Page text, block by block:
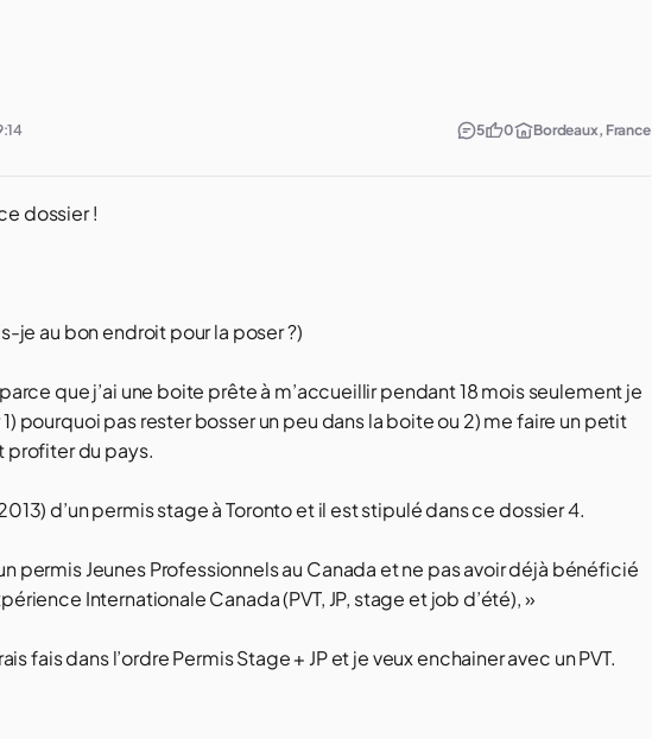
5 0 Bordeaux, France
dossier !
je au bon endroit pour la poser ?)
que j’ai une boite prête à m’accueillir pendant 18 mois seulement je
pourquoi pas rester bosser un peu dans la boite ou 2) me faire un petit
profiter du pays.
d’un permis stage à Toronto et il est stipulé dans ce dossier 4.
permis Jeunes Professionnels au Canada et ne pas avoir déjà bénéficié
Internationale Canada (PVT, JP, stage et job d’été), »
fais dans l’ordre Permis Stage + JP et je veux enchainer avec un PVT.